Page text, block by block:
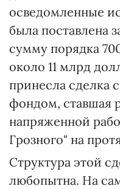
осведомленные
была поставлена
сумму порядка
около 11 млрд
принесла сделка
фондом, ставшая
напряженной
Грозного" на
Структура этой
любопытна. На